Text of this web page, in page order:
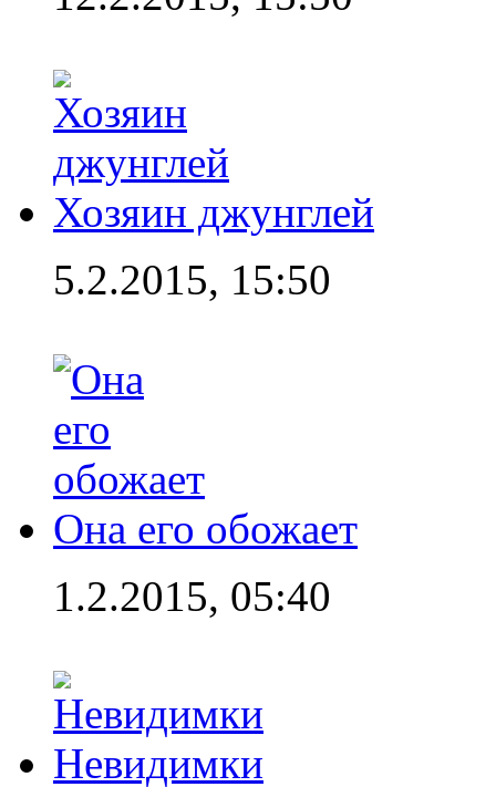
Хозяин джунглей
5.2.2015, 15:50
Она его обожает
1.2.2015, 05:40
Невидимки